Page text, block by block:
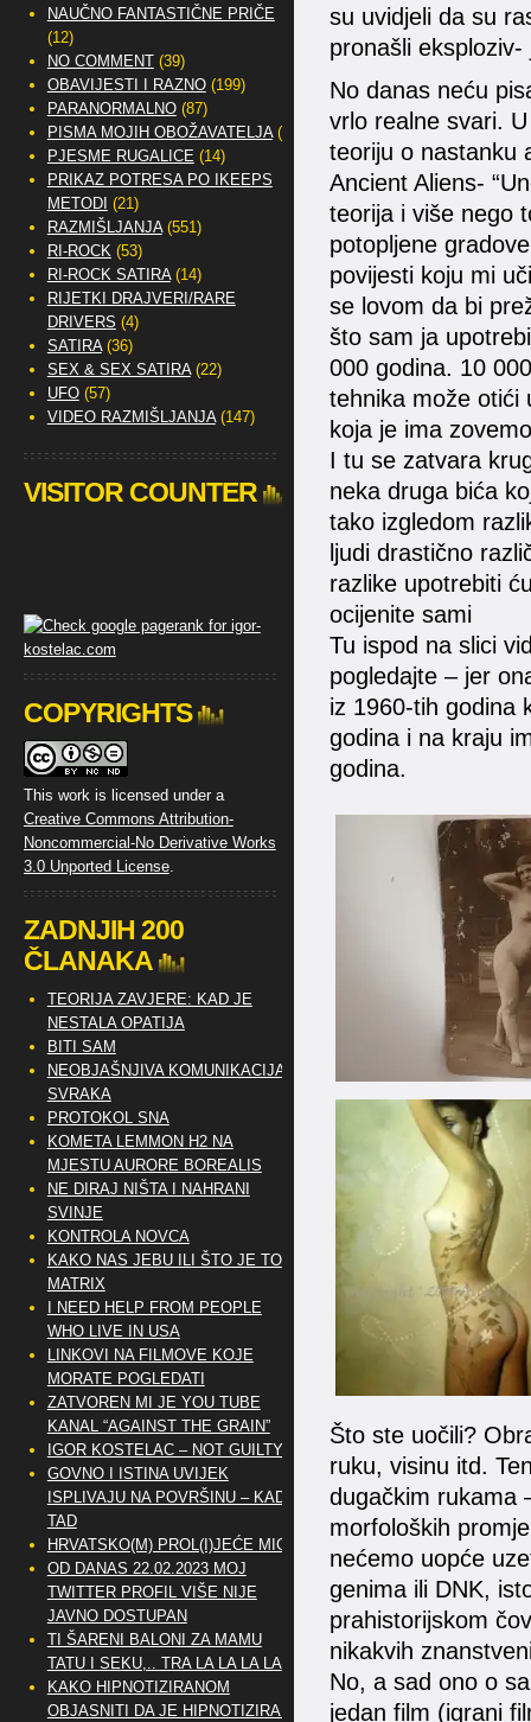
su uvidjeli da su
pronašli
No danas neću
vrlo realne svari.
teoriju o nastanku
Ancient Aliens-
teorija i više nego
potopljene
povijesti koju mi
se lovom da bi
što sam ja
000 godina. 10
tehnika može otići
koja je ima
I tu se zatvara
neka druga bića
tako izgledom
ljudi drastično
razlike upotrebiti
ocijenite sami
Tu ispod na slici
pogledajte – jer
iz 1960-tih godina
godina i na kraju
godina.
Što ste uočili?
ruku, visinu itd.
dugačkim rukama
morfoloških
nećemo uopće
genima ili DNK,
prahistorijskom
nikakvih
No, a sad ono o
jedan film (igrani
NAUČNO FANTASTIČNE PRIČE
(12)
NO COMMENT(39)
OBAVIJESTI I RAZNO(199)
PARANORMALNO(87)
PISMA MOJIH OBOŽAVATELJA(2)
PJESME RUGALICE (14)
PRIKAZ POTRESA PO IKEEPS
METODI (21)
RAZMIŠLJANJA(551)
RI-ROCK(53)
RI-ROCK SATIRA(14)
RIJETKI DRAJVERI/RARE
DRIVERS (4)
SATIRA(36)
SEX & SEX SATIRA(22)
UFO(57)
VIDEO RAZMIŠLJANJA(147)
VISITOR COUNTER
COPYRIGHTS
This work is licensed under a
Creative Commons Attribution-
Noncommercial-No Derivative Works
3.0 Unported License.
ZADNJIH 200
ČLANAKA
TEORIJA ZAVJERE: KAD JE
NESTALA OPATIJA
BITI SAM
NEOBJAŠNJIVA KOMUNIKACIJA
SVRAKA
PROTOKOL SNA
KOMETA LEMMON H2 NA
MJESTU AURORE BOREALIS
NE DIRAJ NIŠTA I NAHRANI
SVINJE
KONTROLA NOVCA
KAKO NAS JEBU ILI ŠTO JE TO
MATRIX
I NEED HELP FROM PEOPLE
WHO LIVE IN USA
LINKOVI NA FILMOVE KOJE
MORATE POGLEDATI
ZATVOREN MI JE YOU TUBE
KANAL “AGAINST THE GRAIN”
IGOR KOSTELAC – NOT GUILTY
GOVNO I ISTINA UVIJEK
ISPLIVAJU NA POVRŠINU – KAD
TAD
HRVATSKO(M) PROL(I)JEĆE MIG
OD DANAS 22.02.2023 MOJ
TWITTER PROFIL VIŠE NIJE
JAVNO DOSTUPAN
TI ŠARENI BALONI ZA MAMU
TATU I SEKU,.. TRA LA LA LA LA
KAKO HIPNOTIZIRANOM
OBJASNITI DA JE HIPNOTIZIRAN